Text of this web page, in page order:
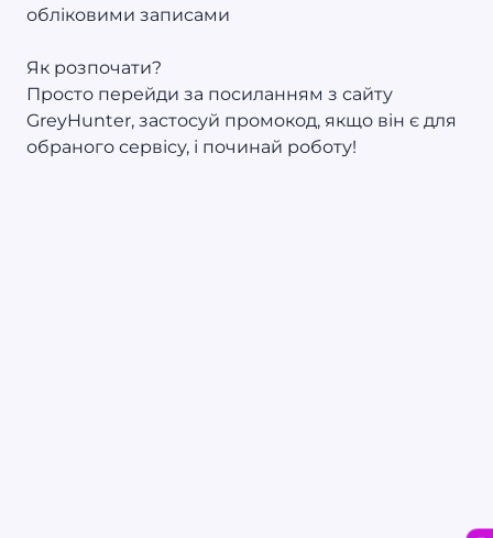
обліковими записами
Як розпочати?
Просто перейди за посиланням з сайту
GreyHunter, застосуй промокод, якщо він є для
обраного сервісу, і починай роботу!